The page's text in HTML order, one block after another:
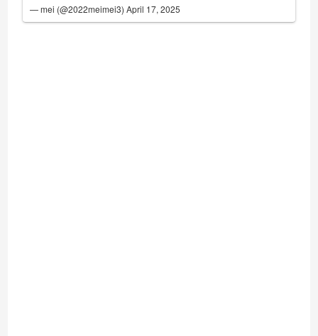
— mei (@2022meimei3)April 17, 2025